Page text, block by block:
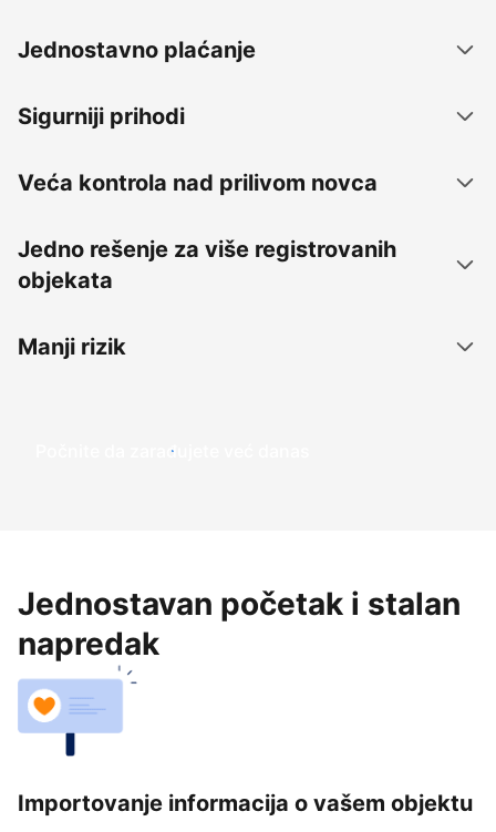
Jednostavno plaćanje
Sigurniji prihodi
Veća kontrola nad prilivom novca
Jedno rešenje za više registrovanih
objekata
Manji rizik
Počnite da zarađujete već danas
Jednostavan početak i stalan
napredak
Importovanje informacija o vašem objektu